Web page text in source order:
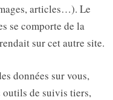
articles…). Le
se comporte de la
sur cet autre site.
données sur vous,
outils de suivis tiers,